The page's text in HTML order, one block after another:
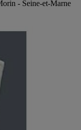
- Seine-et-Marne